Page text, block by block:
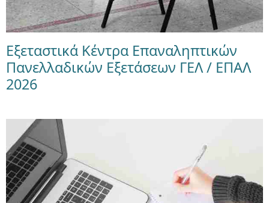
Εξεταστικά Κέντρα Επαναληπτικών
Πανελλαδικών Εξετάσεων ΓΕΛ / ΕΠΑΛ
2026